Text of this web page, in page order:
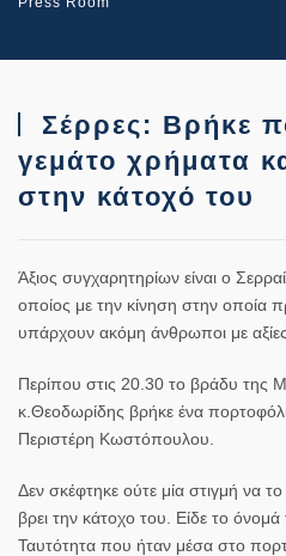
Σέρρες: Βρήκε
γεμάτο χρήματα
στην κάτοχό του
Άξιος συγχαρητηρίων είναι ο
οποίος με την κίνηση στην οποία
υπάρχουν ακόμη άνθρωποι με αξίες
Περίπου στις 20.30 το βράδυ της
κ.Θεοδωρίδης βρήκε ένα
Περιστέρη Κωστόπουλου.
Δεν σκέφτηκε ούτε μία στιγμή να
βρει την κάτοχο του. Είδε το
Ταυτότητα που ήταν μέσα στο